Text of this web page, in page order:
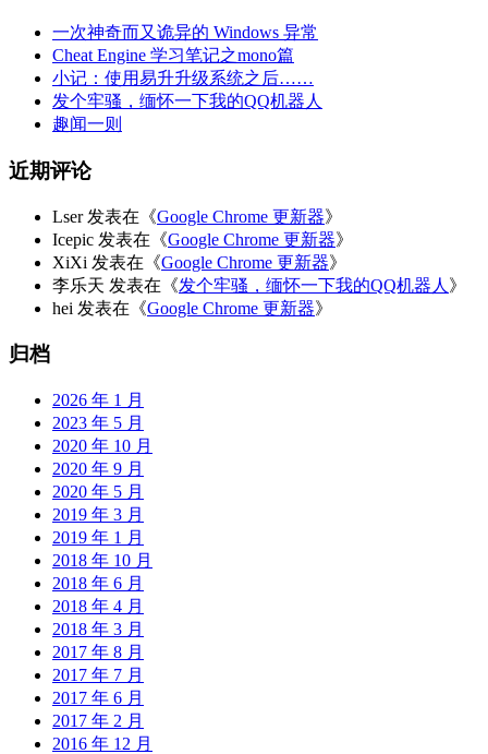
一次神奇而又诡异的 Windows 异常
Cheat Engine 学习笔记之mono篇
小记：使用易升升级系统之后……
发个牢骚，缅怀一下我的QQ机器人
趣闻一则
近期评论
Lser发表在《Google Chrome 更新器》
Icepic 发表在《Google Chrome 更新器》
XiXi 发表在《Google Chrome 更新器》
李乐天 发表在《发个牢骚，缅怀一下我的QQ机器人 》
hei 发表在《Google Chrome 更新器》
归档
2026 年 1 月
2023 年 5 月
2020 年 10 月
2020 年 9 月
2020 年 5 月
2019 年 3 月
2019 年 1 月
2018 年 10 月
2018 年 6 月
2018 年 4 月
2018 年 3 月
2017 年 8 月
2017 年 7 月
2017 年 6 月
2017 年 2 月
2016 年 12 月